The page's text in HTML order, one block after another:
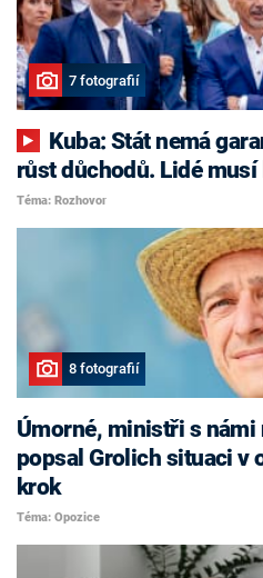
7 fotografií
růst důchodů. Lidé
Téma: Rozhovor
8 fotografií
Úmorné, ministři s námi
popsal Grolich situaci v
krok
Téma: Opozice